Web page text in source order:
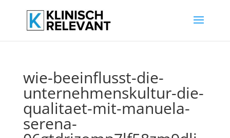
wie-beeinflusst-die-
unternehmenskultur-die-
qualitaet-mit-manuela-
serena-